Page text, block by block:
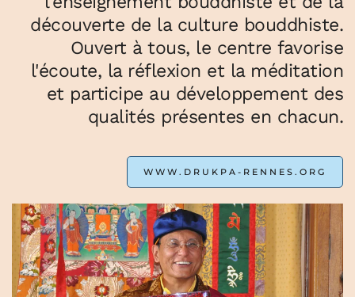
découverte de la culture bouddhiste.
Ouvert à tous, le centre favorise
l'écoute, la réflexion et la méditation
et participe au développement des
qualités présentes en chacun.
WWW.DRUKPA-RENNES.ORG